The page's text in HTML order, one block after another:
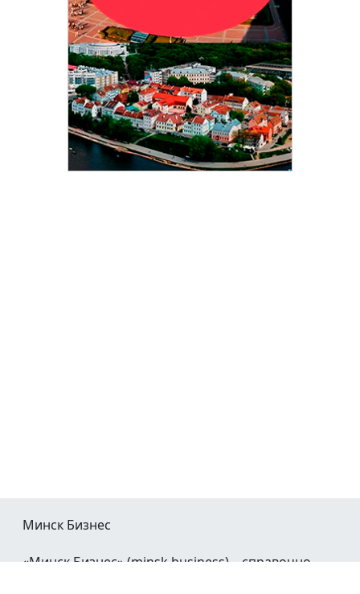
Минск Бизнес
«Минск Бизнес» (minsk.business) – справочно-